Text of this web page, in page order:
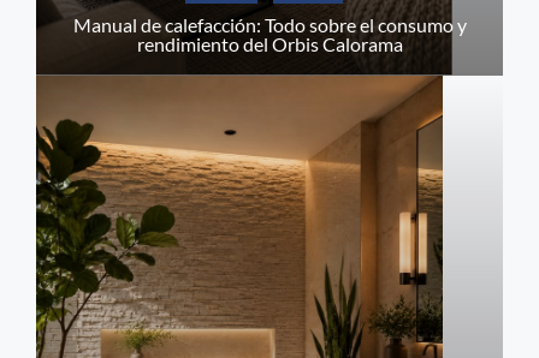
Manual de calefacción: Todo sobre el consumo y
rendimiento del Orbis Calorama